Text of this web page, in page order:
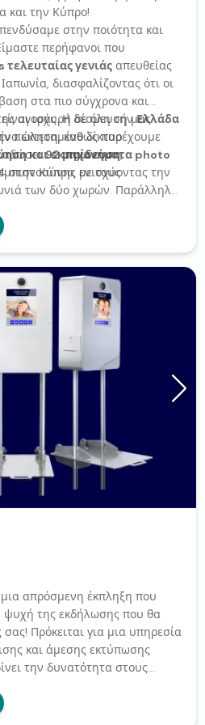
και την Κύπρο!
στην ποιότητα και
περήφανοι που
γενιάς απευθείας
διασφαλίζοντας ότι οι
στα πιο σύγχρονα και
αγοράς. Η δέσμευσή μας
πώληση, καθώς παρέχουμε
και εκπαίδευση,
με τους
ισχυρή σε όλη τηνΕλλάδα
εκτεταμένο δίκτυο
92 μηχανήματα photo
στην Κύπρο, ενισχύοντας την
των δύο χωρών. Παράλληλα,
και
βάπτιση, εταιρικό πάρτι
απρόσμενη έκπληξη που
ψυχή της εκδήλωσης που θα
Πρόκειται για μια υπηρεσία
και άμεσης εκτύπωσης
την δυνατότητα στους
φωτογραφίες τους μέσω των
τις στείλουν στο προσωπικό